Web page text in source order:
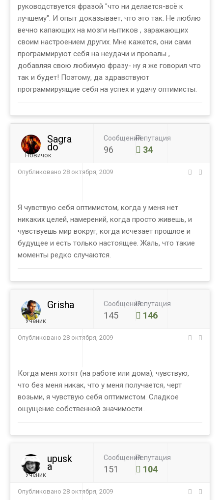
руководствуется фразой "что ни делается-всё к
лучшему". И опыт доказывает, что это так. Не люблю
вечно капающих на мозги нытиков , заражающих
своим настроением других. Мне кажется, они сами
программируют себя на неудачи и провалы ,
добавляя свою любимую фразу- ну я же говорил что
так и будет! Поэтому, да здравствуют
программируящие себя на успех и удачу оптимисты.
Sagra
do
Новичок
Сообщений
96
Репутация
34
Опубликовано 28 октября, 2009
Я чувствую себя оптимистом, когда у меня нет
никаких целей, намерений, когда просто живешь, и
чувствуешь мир вокруг, когда исчезает прошлое и
будущее и есть только настоящее. Жаль, что такие
моменты редко случаются.
Grisha
Ученик
Сообщений
145
Репутация
146
Опубликовано 28 октября, 2009
Когда меня хотят (на работе или дома), чувствую,
что без меня никак, что у меня получается, черт
возьми, я чувствую себя оптимистом. Сладкое
ощущение собственной значимости...
upusk
a
Ученик
Сообщений
151
Репутация
104
Опубликовано 28 октября, 2009